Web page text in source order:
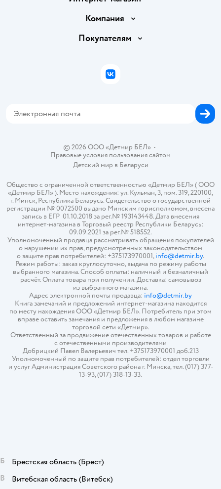
Доставка и оплата
Правила продажи
Политика использования файлов cookie
Компания
Вакансии
Покупателям
Бонусные карты
© 2026 ООО «Детмир БЕЛ»•
Правовые условия пользования сайтом
Детский мир в Беларуси
Общество с ограниченной ответственностью «Детмир БЕЛ» ( ООО
«Детмир БЕЛ» ). Место нахождения: ул. Кульман, 3, пом. 319, 220100,
г. Минск, Республика Беларусь. Свидетельство о государственной
регистрации № 0072500 выдано Минским горисполкомом, внесена
запись в ЕГР 01.10.2018 за рег.№ 193143448. Дата внесения
интернет-магазина в Торговый реестр Республики Беларусь:
09.09.2021 за рег.№ 518552.
Уполномоченный продавца рассматривать обращения покупателей
о нарушении их прав, предусмотренных законодательством
о защите прав потребителей: +375173970001,info@detmir.by.
Режим работы: заказ круглосуточно, выдача по режиму работы
выбранного магазина. Способ оплаты: наличный и безналичный
расчёт. Оплата товара при получении. Доставка: самовывоз
из выбранного магазина.
Адрес электронной почты продавца: info@detmir.by
Книга замечаний и предложений интернет-магазина находится
по месту нахождения ООО «Детмир БЕЛ». Потребитель при этом
вправе оставить замечания и предложения в любом магазине
торговой сети «Детмир».
Ответственный за продвижение отечественных товаров и работе
с отечественными производителями
Добрицкий Павел Валерьевич тел. +375173970001 доб.213
Уполномоченный по защите прав потребителей: отдел торговли
и услуг Администрация Советского района г. Минска, тел. (017) 377-
13-93, (017) 318-13-33.
ВКонтакте
Б Брестская область (Брест)
В
Витебская область (Витебск)